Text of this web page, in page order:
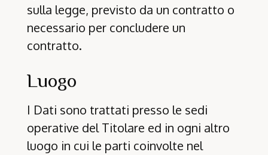
sulla legge, previsto da un contratto o
necessario per concludere un
contratto.
Luogo
I Dati sono trattati presso le sedi
operative del Titolare ed in ogni altro
luogo in cui le parti coinvolte nel